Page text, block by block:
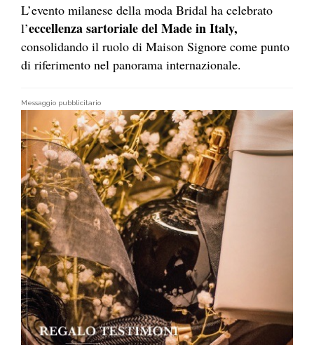
L’evento milanese della moda Bridal ha celebrato
l’eccellenza sartoriale del Made in Italy,
consolidando il ruolo di Maison Signore come punto
di riferimento nel panorama internazionale.
Messaggio pubblicitario